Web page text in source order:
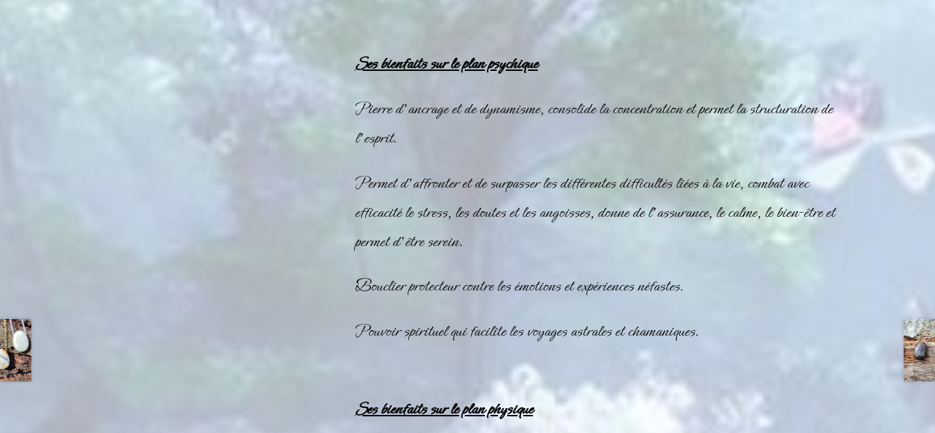
Ses bienfaits sur le plan psychique
Pierre d’ancrage et de dynamisme, consolide la concentration et permet la structuration de
l’esprit.
Permet d’affronter et de surpasser les différentes difficultés liées à la vie, combat avec
efficacité le stress, les doutes et les angoisses, donne de l’assurance, le calme, le bien-être et
permet d’être serein.
Bouclier protecteur contre les émotions et expériences néfastes.
Pouvoir spirituel qui facilite les voyages astrales et chamaniques.
Ses bienfaits sur le plan physique